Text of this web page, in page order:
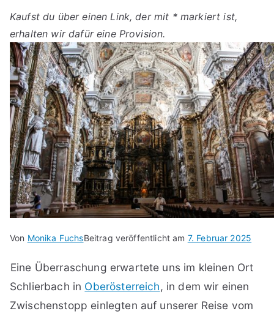
Kaufst du über einen Link, der mit * markiert ist,
erhalten wir dafür eine Provision.
Von Monika FuchsBeitrag veröffentlicht am 7. Februar 2025
Eine Überraschung erwartete uns im kleinen Ort
Schlierbach in Oberösterreich, in dem wir einen
Zwischenstopp einlegten auf unserer Reise vom